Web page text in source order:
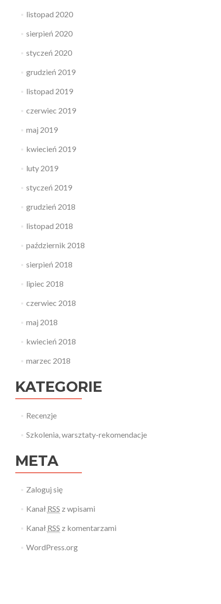
listopad 2020
sierpień 2020
styczeń 2020
grudzień 2019
listopad 2019
czerwiec 2019
maj 2019
kwiecień 2019
luty 2019
styczeń 2019
grudzień 2018
listopad 2018
październik 2018
sierpień 2018
lipiec 2018
czerwiec 2018
maj 2018
kwiecień 2018
marzec 2018
KATEGORIE
Recenzje
Szkolenia, warsztaty-rekomendacje
META
Zaloguj się
Kanał RSS z wpisami
Kanał RSS z komentarzami
WordPress.org